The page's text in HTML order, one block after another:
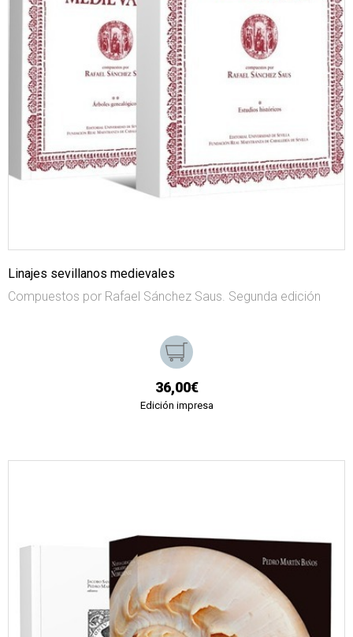
Linajes sevillanos medievales
Compuestos por Rafael Sánchez Saus. Segunda edición
36,00€
Edición impresa